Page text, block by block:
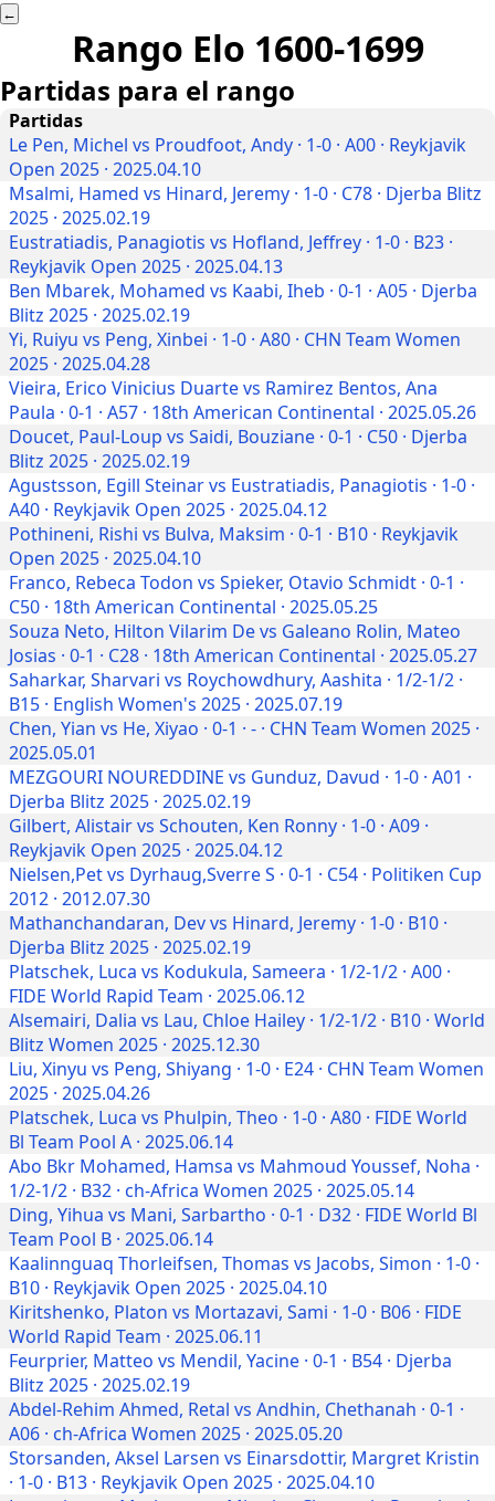
←
Rango Elo 1600-1699
Partidas para el rango
Partidas
Le Pen, Michel vs Proudfoot, Andy · 1-0 · A00 · Reykjavik
Open 2025 · 2025.04.10
Msalmi, Hamed vs Hinard, Jeremy · 1-0 · C78 · Djerba Blitz
2025 · 2025.02.19
Eustratiadis, Panagiotis vs Hofland, Jeffrey · 1-0 · B23 ·
Reykjavik Open 2025 · 2025.04.13
Ben Mbarek, Mohamed vs Kaabi, Iheb · 0-1 · A05 · Djerba
Blitz 2025 · 2025.02.19
Yi, Ruiyu vs Peng, Xinbei · 1-0 · A80 · CHN Team Women
2025 · 2025.04.28
Vieira, Erico Vinicius Duarte vs Ramirez Bentos, Ana
Paula · 0-1 · A57 · 18th American Continental · 2025.05.26
Doucet, Paul-Loup vs Saidi, Bouziane · 0-1 · C50 · Djerba
Blitz 2025 · 2025.02.19
Agustsson, Egill Steinar vs Eustratiadis, Panagiotis · 1-0 ·
A40 · Reykjavik Open 2025 · 2025.04.12
Pothineni, Rishi vs Bulva, Maksim · 0-1 · B10 · Reykjavik
Open 2025 · 2025.04.10
Franco, Rebeca Todon vs Spieker, Otavio Schmidt · 0-1 ·
C50 · 18th American Continental · 2025.05.25
Souza Neto, Hilton Vilarim De vs Galeano Rolin, Mateo
Josias · 0-1 · C28 · 18th American Continental · 2025.05.27
Saharkar, Sharvari vs Roychowdhury, Aashita · 1/2-1/2 ·
B15 · English Women's 2025 · 2025.07.19
Chen, Yian vs He, Xiyao · 0-1 · - · CHN Team Women 2025 ·
2025.05.01
MEZGOURI NOUREDDINE vs Gunduz, Davud · 1-0 · A01 ·
Djerba Blitz 2025 · 2025.02.19
Gilbert, Alistair vs Schouten, Ken Ronny · 1-0 · A09 ·
Reykjavik Open 2025 · 2025.04.12
Nielsen,Pet vs Dyrhaug,Sverre S · 0-1 · C54 · Politiken Cup
2012 · 2012.07.30
Mathanchandaran, Dev vs Hinard, Jeremy · 1-0 · B10 ·
Djerba Blitz 2025 · 2025.02.19
Platschek, Luca vs Kodukula, Sameera · 1/2-1/2 · A00 ·
FIDE World Rapid Team · 2025.06.12
Alsemairi, Dalia vs Lau, Chloe Hailey · 1/2-1/2 · B10 · World
Blitz Women 2025 · 2025.12.30
Liu, Xinyu vs Peng, Shiyang · 1-0 · E24 · CHN Team Women
2025 · 2025.04.26
Platschek, Luca vs Phulpin, Theo · 1-0 · A80 · FIDE World
Bl Team Pool A · 2025.06.14
Abo Bkr Mohamed, Hamsa vs Mahmoud Youssef, Noha ·
1/2-1/2 · B32 · ch-Africa Women 2025 · 2025.05.14
Ding, Yihua vs Mani, Sarbartho · 0-1 · D32 · FIDE World Bl
Team Pool B · 2025.06.14
Kaalinnguaq Thorleifsen, Thomas vs Jacobs, Simon · 1-0 ·
B10 · Reykjavik Open 2025 · 2025.04.10
Kiritshenko, Platon vs Mortazavi, Sami · 1-0 · B06 · FIDE
World Rapid Team · 2025.06.11
Feurprier, Matteo vs Mendil, Yacine · 0-1 · B54 · Djerba
Blitz 2025 · 2025.02.19
Abdel-Rehim Ahmed, Retal vs Andhin, Chethanah · 0-1 ·
A06 · ch-Africa Women 2025 · 2025.05.20
Storsanden, Aksel Larsen vs Einarsdottir, Margret Kristin
· 1-0 · B13 · Reykjavik Open 2025 · 2025.04.10